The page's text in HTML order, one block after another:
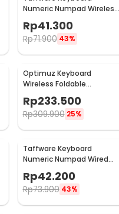
Numeric Numpad Wireless
Mini 2.4GHz Scissor Switch
- i120
Rp41.300
Rp71.900 43%
Optimuz Keyboard
Wireless Foldable
Bluetooth 3.0 Touchpad -
B033
Rp233.500
Rp309.900 25%
Taffware Keyboard
Numeric Numpad Wired
Rp42.200
Rp73.900 43%